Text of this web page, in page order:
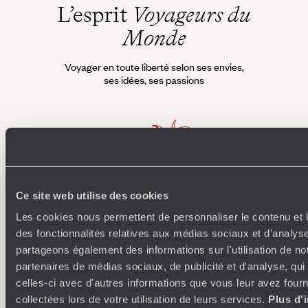
Ce site web utilise des cookies
Les cookies nous permettent de personnaliser le contenu et
des fonctionnalités relatives aux médias sociaux et
partageons également des informations sur l'utilisation de
partenaires de médias sociaux, de publicité et d'analyse,
celles-ci avec d'autres informations que vous leur avez
collectées lors de votre utilisation de leurs services. Plus
L’esprit Voyageurs du
Monde
Voyager en toute liberté selon ses envies,
ses idées, ses passions
Où je veux
250 conseillers spécialisés par pays et par régions :
Amoureux du beau jamais à court d’idées, ils vous
inspirent et créent un voyage ultra-personnalisé :
étapes, hébergements, ateliers, rencontres…
À